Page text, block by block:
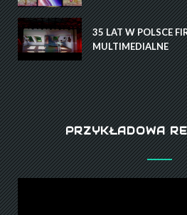
35 LAT W POLSCE
MULTIMEDIALNE
PRZYKŁADOWA